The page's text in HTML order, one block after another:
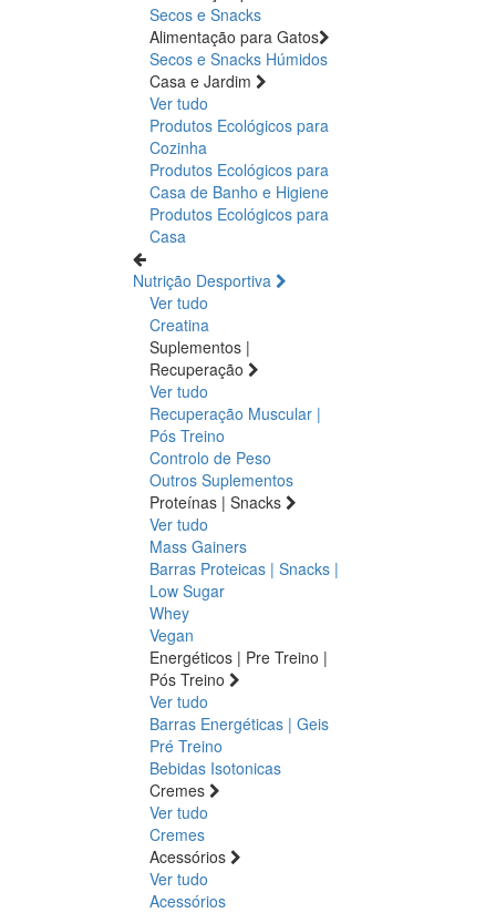
Secos e Snacks
Alimentação para Gatos
Secos e Snacks Húmidos
Casa e Jardim
Ver tudo
Produtos Ecológicos para
Cozinha
Produtos Ecológicos para
Casa de Banho e Higiene
Produtos Ecológicos para
Casa
Nutrição Desportiva
Ver tudo
Creatina
Suplementos |
Recuperação
Ver tudo
Recuperação Muscular |
Pós Treino
Controlo de Peso
Outros Suplementos
Proteínas | Snacks
Ver tudo
Mass Gainers
Barras Proteicas | Snacks |
Low Sugar
Whey
Vegan
Energéticos | Pre Treino |
Pós Treino
Ver tudo
Barras Energéticas | Geis
Pré Treino
Bebidas Isotonicas
Cremes
Ver tudo
Cremes
Acessórios
Ver tudo
Acessórios